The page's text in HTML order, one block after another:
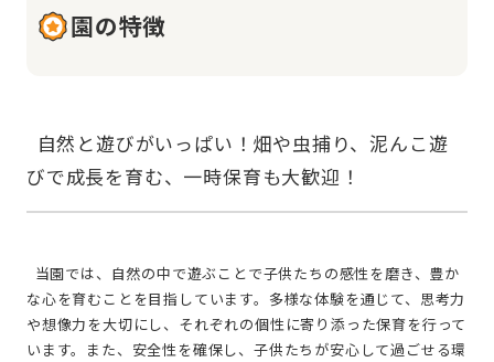
園の特徴
な心を育むことを目指しています。多様な体験を通じて、思考力
や想像力を大切にし、それぞれの個性に寄り添った保育を行って
います。また、安全性を確保し、子供たちが安心して過ごせる環